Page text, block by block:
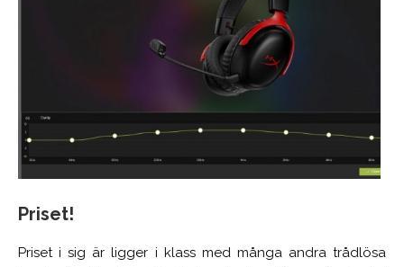
Priset!
Priset i sig är ligger i klass med många andra trådlösa